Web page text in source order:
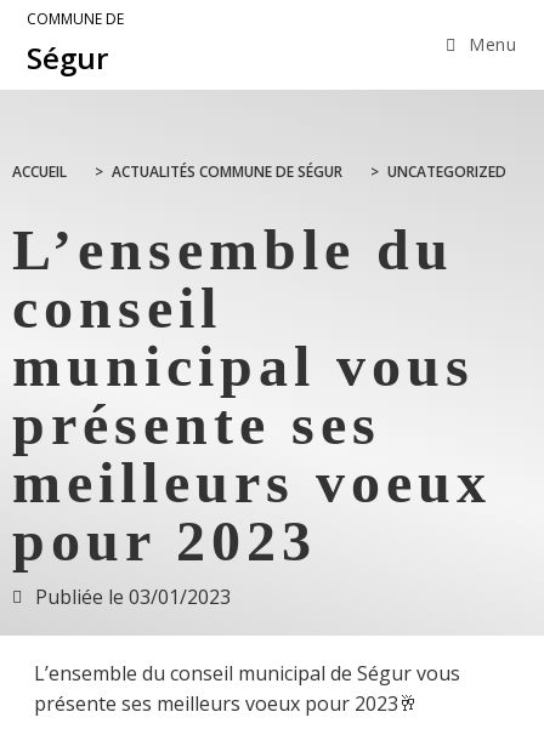
COMMUNE DE
Ségur Menu
ACCUEIL > ACTUALITÉS COMMUNE DE SÉGUR > UNCATEGORIZED
L’ensemble du
conseil
municipal vous
présente ses
meilleurs voeux
pour 2023
Publiée le 03/01/2023
L’ensemble du conseil municipal de Ségur vous
présente ses meilleurs voeux pour 2023🥂